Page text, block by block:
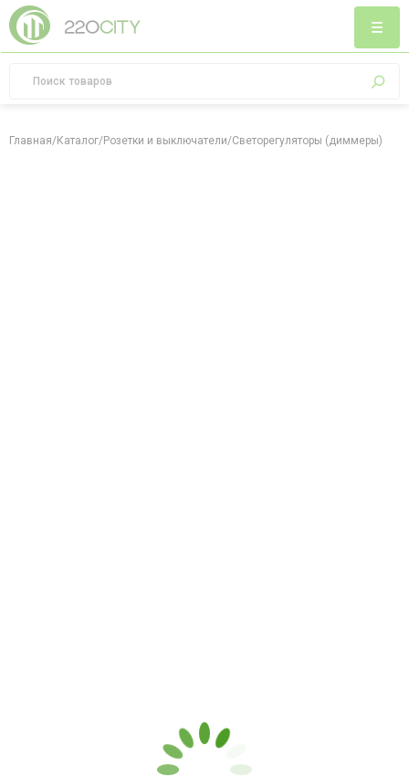
Главная/Каталог/Розетки и выключатели/Светорегуляторы (диммеры)